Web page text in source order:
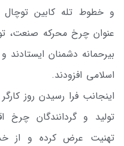
و خطوط تله کابین توچال
عنوان چرخ محرکه صنعت،
بیرحمانه دشمنان ایستادند
اسلامی افزودند.
اینجانب فرا رسیدن روز
تولید و گردانندگان
تهنیت عرض کرده و از